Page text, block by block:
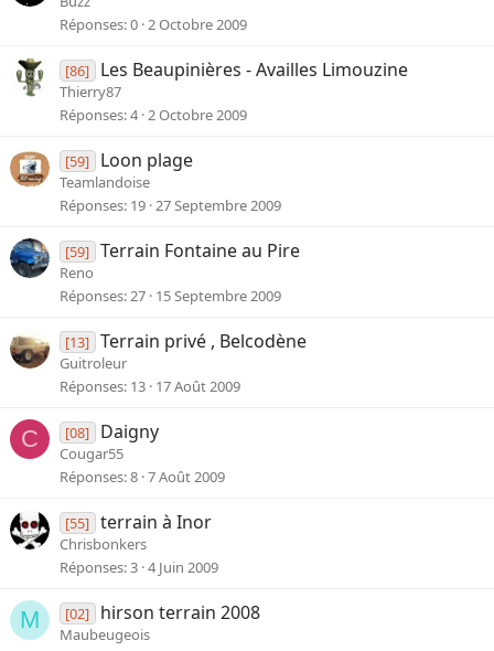
Réponses 0 2 Octobre 2009
[86] Les Beaupinières - Availles Limouzine
Thierry87
Réponses 4 2 Octobre 2009
[59] Loon plage
Teamlandoise
Réponses 19 27 Septembre 2009
[59] Terrain Fontaine au Pire
Reno
Réponses 27 15 Septembre 2009
[13] Terrain privé , Belcodène
Guitroleur
Réponses 13 17 Août 2009
C [08] Daigny
Cougar55
Réponses 8 7 Août 2009
[55] terrain à Inor
Chrisbonkers
Réponses 3 4 Juin 2009
M [02] hirson terrain 2008
Maubeugeois